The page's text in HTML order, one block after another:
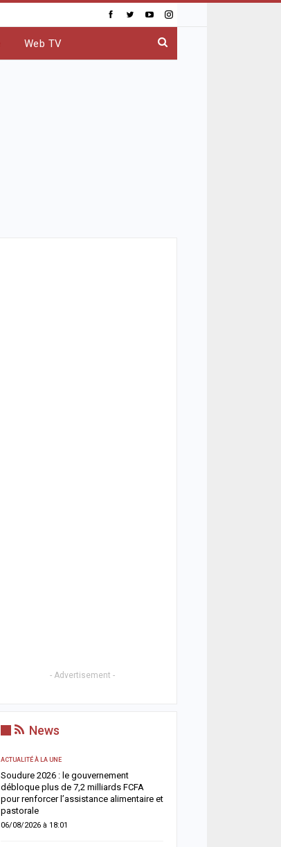
Web TV
- Advertisement -
News
ACTUALITÉ À LA UNE
Soudure 2026 : le gouvernement
débloque plus de 7,2 milliards FCFA
pour renforcer l’assistance alimentaire et
pastorale
06/08/2026 à 18:01